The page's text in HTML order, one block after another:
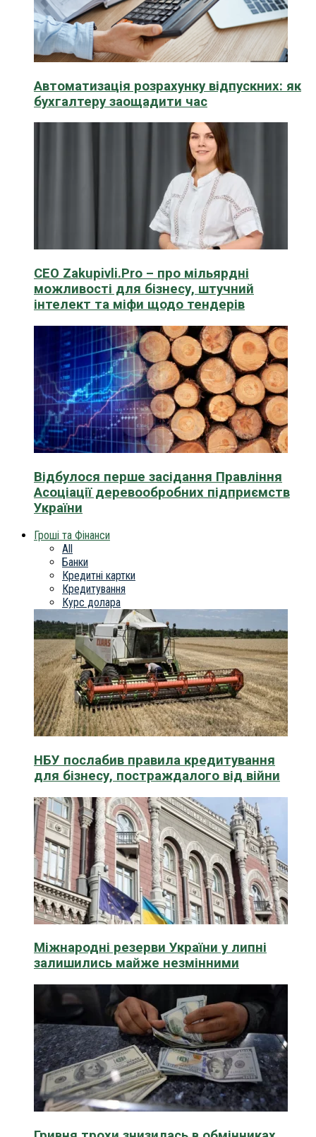
Автоматизація розрахунку відпускних: як
бухгалтеру заощадити час
CEO Zakupivli.Pro – про мільярдні
можливості для бізнесу, штучний
інтелект та міфи щодо тендерів
Відбулося перше засідання Правління
Асоціації деревообробних підприємств
України
Гроші та Фінанси
All
Банки
Кредитні картки
Кредитування
Курс долара
НБУ послабив правила кредитування
для бізнесу, постраждалого від війни
Міжнародні резерви України у липні
залишились майже незмінними